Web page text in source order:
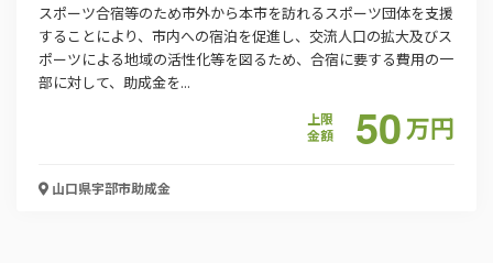
スポーツ合宿等のため市外から本市を訪れるスポーツ団体を支援
することにより、市内への宿泊を促進し、交流人口の拡大及びス
ポーツによる地域の活性化等を図るため、合宿に要する費用の一
部に対して、助成金を...
上限
金額
50万円
山口県宇部市助成金